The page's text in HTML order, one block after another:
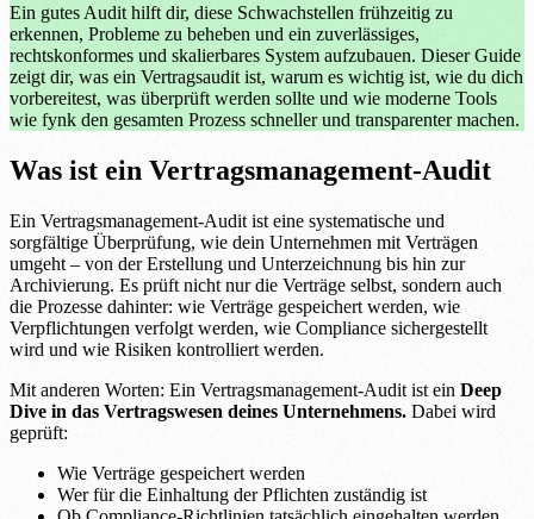
Ein gutes Audit hilft dir, diese Schwachstellen frühzeitig zu
erkennen, Probleme zu beheben und ein zuverlässiges,
rechtskonformes und skalierbares System aufzubauen. Dieser Guide
zeigt dir, was ein Vertragsaudit ist, warum es wichtig ist, wie du dich
vorbereitest, was überprüft werden sollte und wie moderne Tools
wie fynk den gesamten Prozess schneller und transparenter machen.
Was ist ein Vertragsmanagement-Audit
Ein Vertragsmanagement-Audit ist eine systematische und
sorgfältige Überprüfung, wie dein Unternehmen mit Verträgen
umgeht – von der Erstellung und Unterzeichnung bis hin zur
Archivierung. Es prüft nicht nur die Verträge selbst, sondern auch
die Prozesse dahinter: wie Verträge gespeichert werden, wie
Verpflichtungen verfolgt werden, wie Compliance sichergestellt
wird und wie Risiken kontrolliert werden.
Mit anderen Worten: Ein Vertragsmanagement-Audit ist ein Deep
Dive in das Vertragswesen deines Unternehmens. Dabei wird
geprüft:
Wie Verträge gespeichert werden
Wer für die Einhaltung der Pflichten zuständig ist